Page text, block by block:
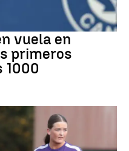
vuela en
primeros
1000